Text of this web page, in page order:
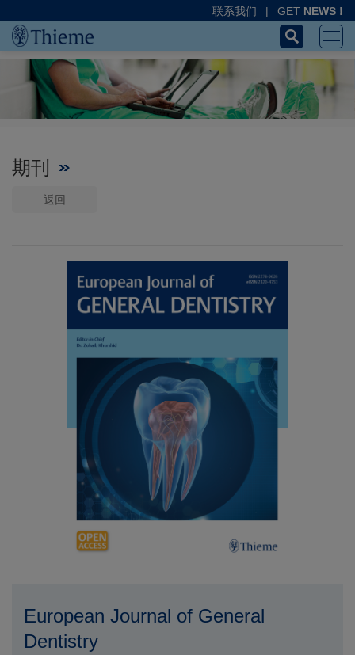
联系我们 | GET NEWS !
期刊
返回
European Journal of General
Dentistry